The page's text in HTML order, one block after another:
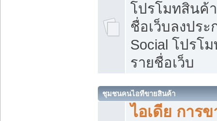
โปรโมทสินค้
ชื่อเว็บลงปร
Social โปรโ
รายชื่อเว็บ
ชุมชนคนไอทีขายสินค้า
ไอเดีย การ